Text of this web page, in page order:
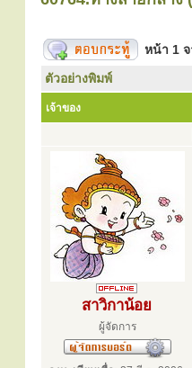
หน้า 1
ตัวอย่างพิมพ์
เจ้าของ
สาวิกาน้อย
ผู้จัดการ